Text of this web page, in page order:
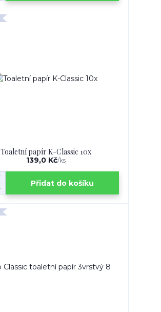
Toaletní papír K-Classic 10x
139,0 Kč/ks
Přidat do košíku